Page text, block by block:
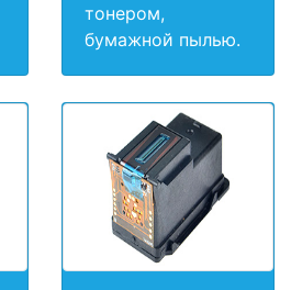
тонером,
бумажной пылью.